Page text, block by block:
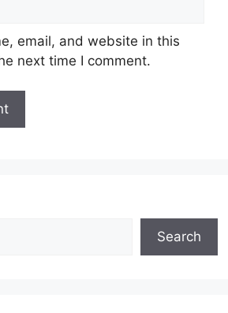
email, and website in this
next time I comment.
Search